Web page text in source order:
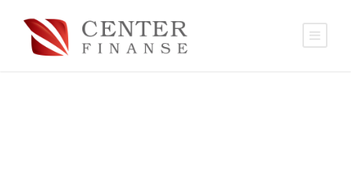
dowiedz się więcej.
Ok, rozumiem